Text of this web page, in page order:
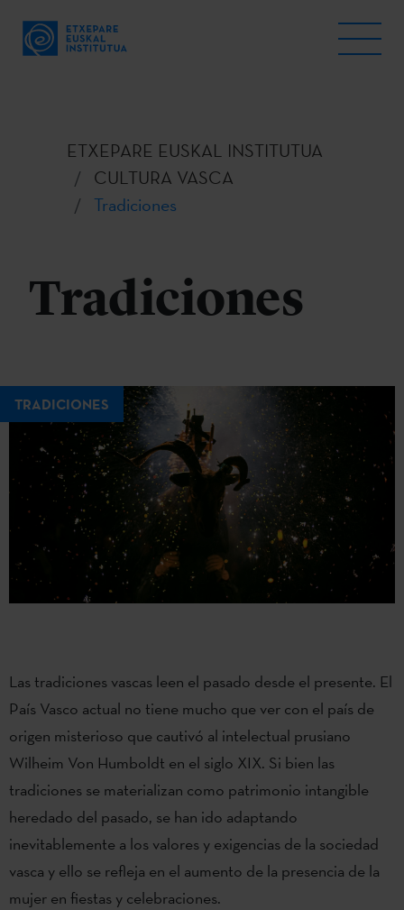
ETXEPARE EUSKAL INSTITUTUA
CULTURA VASCA
Tradiciones
Tradiciones
TRADICIONES
Las tradiciones vascas leen el pasado desde el presente. El
País Vasco actual no tiene mucho que ver con el país de
origen misterioso que cautivó al intelectual prusiano
Wilheim Von Humboldt en el siglo XIX. Si bien las
tradiciones se materializan como patrimonio intangible
heredado del pasado, se han ido adaptando
inevitablemente a los valores y exigencias de la sociedad
vasca y ello se refleja en el aumento de la presencia de la
mujer en fiestas y celebraciones.